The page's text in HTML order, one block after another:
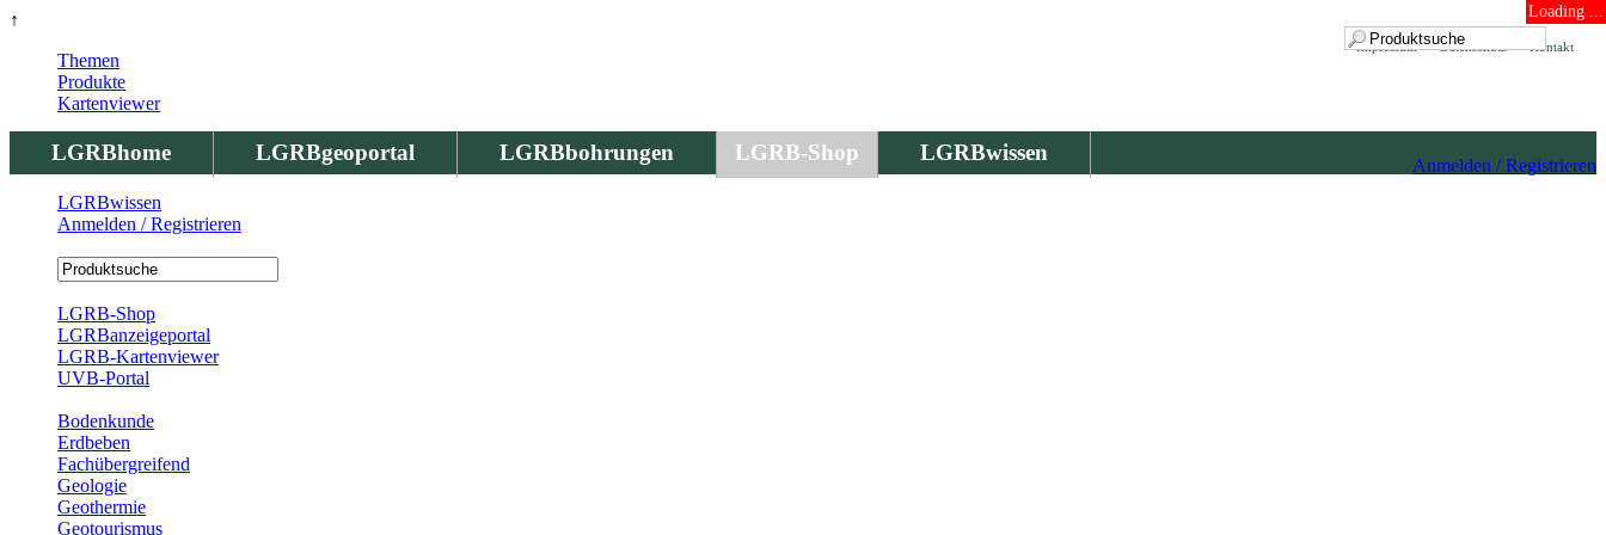
↑ Loading ...
Kontakt
Datenschutz
Impressum
LGRBhome LGRBgeoportal LGRBbohrungen LGRB-Shop LGRBwissen
Anmelden / Registrieren
Themen
Produkte
Kartenviewer
LGRBwissen
Anmelden / Registrieren
LGRB-Shop
LGRBanzeigeportal
LGRB-Kartenviewer
UVB-Portal
Bodenkunde
Erdbeben
Fachübergreifend
Geologie
Geothermie
Geotourismus